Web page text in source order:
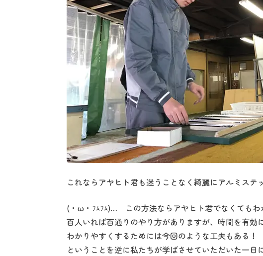
これならアヤヒト君も迷うことなく綺麗にアルミステ
(・ω・ﾌﾑﾌﾑ)… この方法ならアヤヒト君でなくてもわ
百人いれば百通りのやり方がありますが、時間を有効
わかりやすくするためには今回のような工夫もある！
ということを逆に私たちが学ばさせていただいた一日